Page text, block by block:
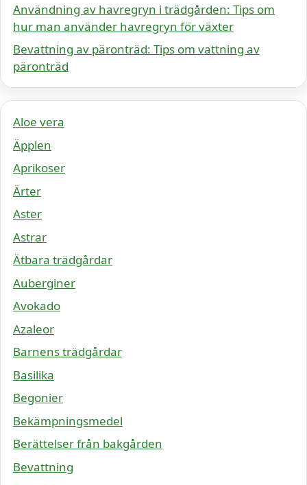
Användning av havregryn i trädgården: Tips om
hur man använder havregryn för växter
Bevattning av päronträd: Tips om vattning av
päronträd
Aloe vera
Äpplen
Aprikoser
Ärter
Aster
Astrar
Ätbara trädgårdar
Auberginer
Avokado
Azaleor
Barnens trädgårdar
Basilika
Begonier
Bekämpningsmedel
Berättelser från bakgården
Bevattning